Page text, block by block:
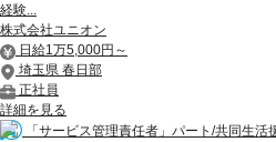
経験...
株式会社ユニオン
日給1万5,000円～
埼玉県 春日部
正社員
詳細を見る
「サービス管理責任者」パート/共同生